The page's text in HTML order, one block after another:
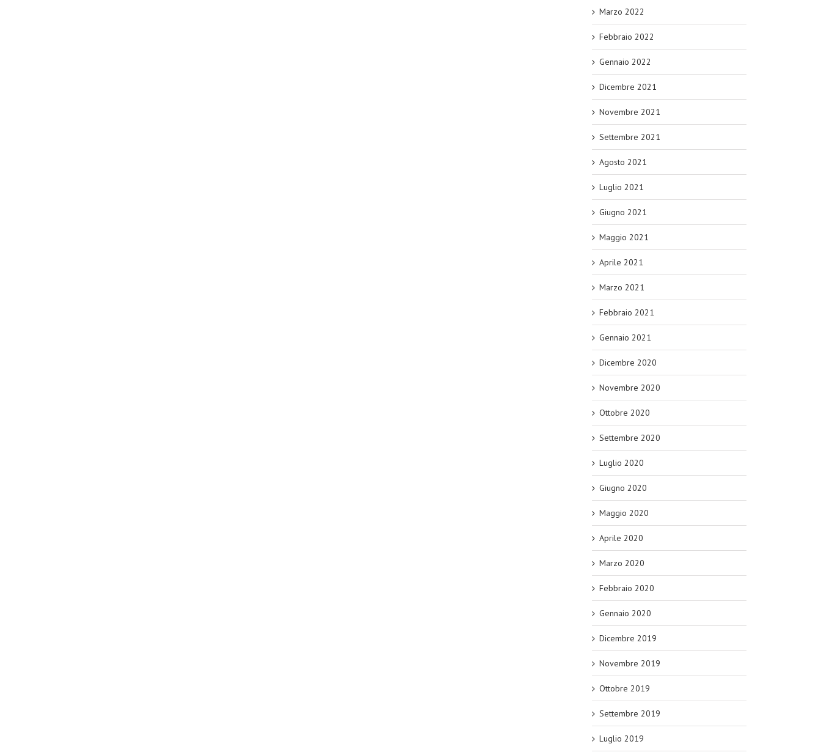
Marzo 2022
Febbraio 2022
Gennaio 2022
Dicembre 2021
Novembre 2021
Settembre 2021
Agosto 2021
Luglio 2021
Giugno 2021
Maggio 2021
Aprile 2021
Marzo 2021
Febbraio 2021
Gennaio 2021
Dicembre 2020
Novembre 2020
Ottobre 2020
Settembre 2020
Luglio 2020
Giugno 2020
Maggio 2020
Aprile 2020
Marzo 2020
Febbraio 2020
Gennaio 2020
Dicembre 2019
Novembre 2019
Ottobre 2019
Settembre 2019
Luglio 2019